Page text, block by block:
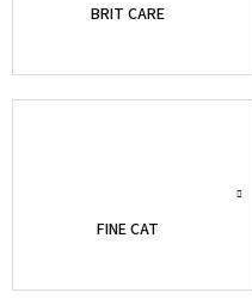
BRIT CARE
FINE CAT